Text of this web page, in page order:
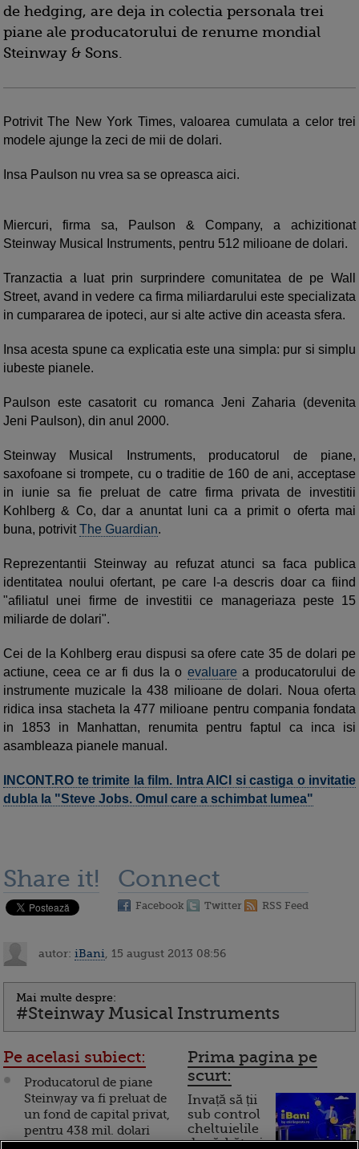
de hedging, are deja in colectia personala trei
piane ale producatorului de renume mondial
Steinway & Sons.
Potrivit The New York Times, valoarea cumulata a celor trei
modele ajunge la zeci de mii de dolari.
Insa Paulson nu vrea sa se opreasca aici.
Miercuri, firma sa, Paulson & Company, a achizitionat
Steinway Musical Instruments, pentru 512 milioane de dolari.
Tranzactia a luat prin surprindere comunitatea de pe Wall
Street, avand in vedere ca firma miliardarului este specializata
in cumpararea de ipoteci, aur si alte active din aceasta sfera.
Insa acesta spune ca explicatia este una simpla: pur si simplu
iubeste pianele.
Paulson este casatorit cu romanca Jeni Zaharia (devenita
Jeni Paulson), din anul 2000.
Steinway Musical Instruments, producatorul de piane,
saxofoane si trompete, cu o traditie de 160 de ani, acceptase
in iunie sa fie preluat de catre firma privata de investitii
Kohlberg & Co, dar a anuntat luni ca a primit o oferta mai
buna, potrivitThe Guardian.
Reprezentantii Steinway au refuzat atunci sa faca publica
identitatea noului ofertant, pe care l-a descris doar ca fiind
"afiliatul unei firme de investitii ce manageriaza peste 15
miliarde de dolari".
Cei de la Kohlberg erau dispusi sa ofere cate 35 de dolari pe
actiune, ceea ce ar fi dus la o evaluare a producatorului de
instrumente muzicale la 438 milioane de dolari. Noua oferta
ridica insa stacheta la 477 milioane pentru compania fondata
in 1853 in Manhattan, renumita pentru faptul ca inca isi
asambleaza pianele manual.
INCONT.RO te trimite la film. Intra AICI si castiga o invitatie
dubla la "Steve Jobs. Omul care a schimbat lumea"
Share it! Connect
Facebook Twitter RSS Feed
autor: iBani , 15 august 2013 08:56
Mai multe despre:
#Steinway Musical Instruments
Pe acelasi subiect:
Producatorul de piane
Steinway va fi preluat de
un fond de capital privat,
pentru 438 mil. dolari
Prima pagina pe
scurt:
Invață să ții
sub control
cheltuielile
de sărbători.